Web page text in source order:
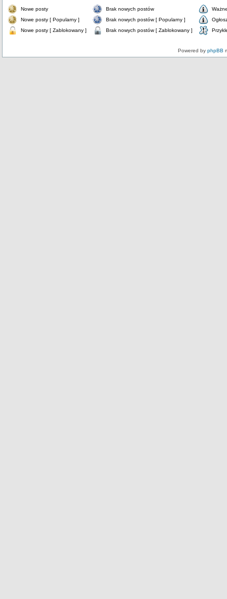
Nowe posty Brak nowych postów
Nowe posty [ Popularny ]
Brak nowych postów [ Popularny ]
Nowe posty [ Zablokowany ]
Brak nowych postów [ Zablokowany ]
Powered by phpBB